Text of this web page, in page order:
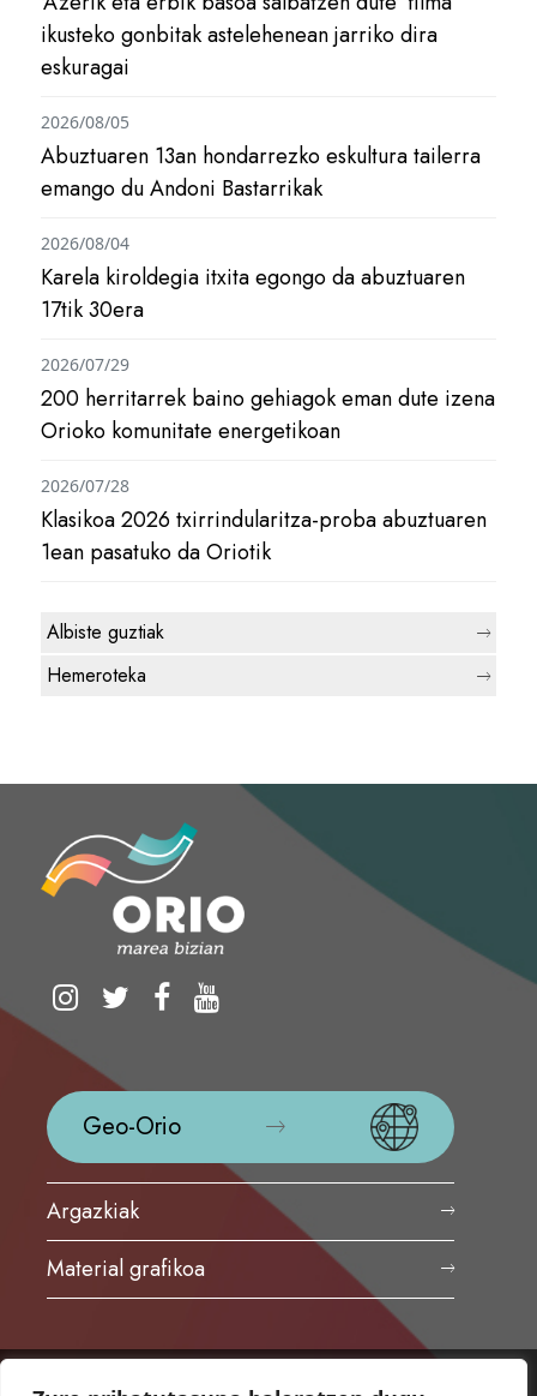
ikusteko gonbitak astelehenean jarriko dira
eskuragai
Abuztuaren 13an hondarrezko eskultura tailerra
emango du Andoni Bastarrikak
2026/08/05
Karela kiroldegia itxita egongo da abuztuaren
17tik 30era
2026/08/04
200 herritarrek baino gehiagok eman dute izena
Orioko komunitate energetikoan
2026/07/29
Klasikoa 2026 txirrindularitza-proba abuztuaren
1ean pasatuko da Oriotik
2026/07/28
Albiste guztiak
Hemeroteka
Geo-Orio
Argazkiak
Material grafikoa